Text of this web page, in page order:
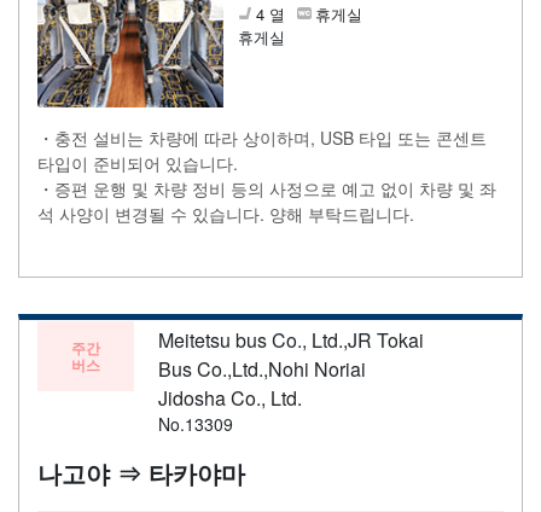
4 열
휴게실
휴게실
・충전 설비는 차량에 따라 상이하며, USB 타입 또는 콘센트
타입이 준비되어 있습니다.
・증편 운행 및 차량 정비 등의 사정으로 예고 없이 차량 및 좌
석 사양이 변경될 수 있습니다. 양해 부탁드립니다.
주간
버스
Meitetsu bus Co., Ltd.,JR Tokai
Bus Co.,Ltd.,Nohi Noriai
Jidosha Co., Ltd.
No.13309
나고야 ⇒ 타카야마